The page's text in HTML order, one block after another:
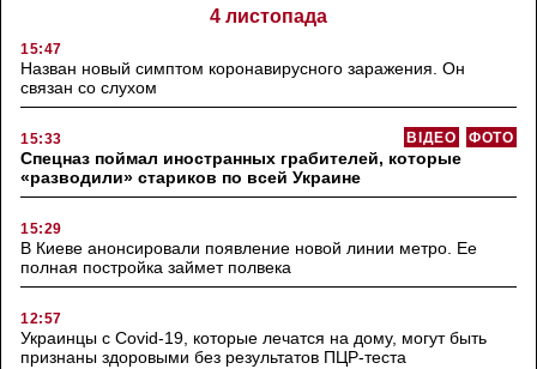
4 листопада
15:47
Назван новый симптом коронавирусного заражения. Он
связан со слухом
15:33 ФОТО
ВІДЕО
Спецназ поймал иностранных грабителей, которые
«разводили» стариков по всей Украине
15:29
В Киеве анонсировали появление новой линии метро. Ее
полная постройка займет полвека
12:57
Украинцы с Covid-19, которые лечатся на дому, могут быть
признаны здоровыми без результатов ПЦР-теста